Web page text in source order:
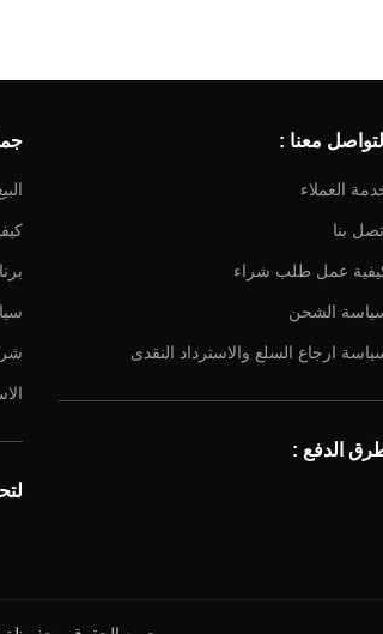
التواصل معنا :
العملاء
بنا
عمل طلب شراء
الشحن
ارجاع السلع والاسترداد النقدى
الدفع :